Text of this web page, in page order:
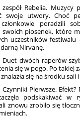
Rebelia. Muzycy
swoje utwory. Choć
poradzili
swoich piosenek, które
uczestników festiwalu
Nirvanę.
Duet dwóch raperów
się w pogo. Po takiej
się na środku sali
Pierwsze.
podskakiwać
znowu zrobiło się